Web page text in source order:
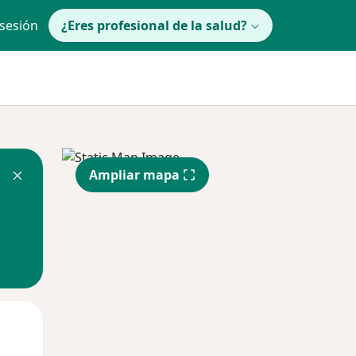
¿Eres profesional de la salud?
Ampliar mapa